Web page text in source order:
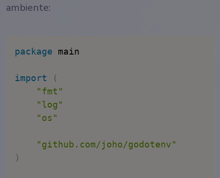
ambiente:
package main
import
(
"fmt"
"log"
"os"
"github.com/joho/godotenv"
)